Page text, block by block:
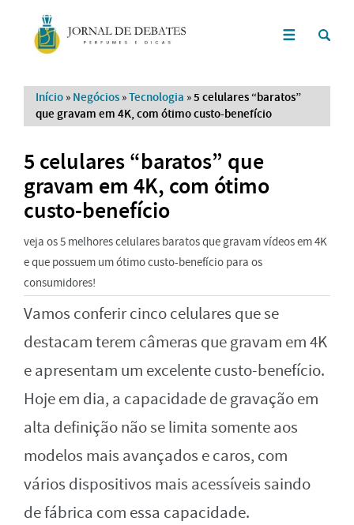
Início » Negócios »Tecnologia »5 celulares “baratos”
que gravam em 4K, com ótimo custo-benefício
5 celulares “baratos” que
gravam em 4K, com ótimo
custo-benefício
veja os 5 melhores celulares baratos que gravam vídeos em 4K
e que possuem um ótimo custo-benefício para os
consumidores!
Vamos conferir cinco celulares que se
destacam terem câmeras que gravam em 4K
e apresentam um excelente custo-benefício.
Hoje em dia, a capacidade de gravação em
alta definição não se limita somente aos
modelos mais avançados e caros, com
vários dispositivos mais acessíveis saindo
de fábrica com essa capacidade.